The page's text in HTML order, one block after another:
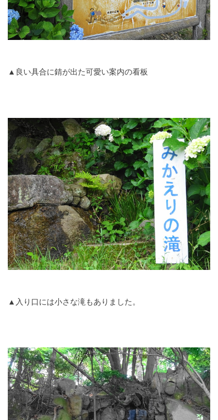
▲良い具合に錆が出た可愛い案内の看板
▲入り口には小さな滝もありました。